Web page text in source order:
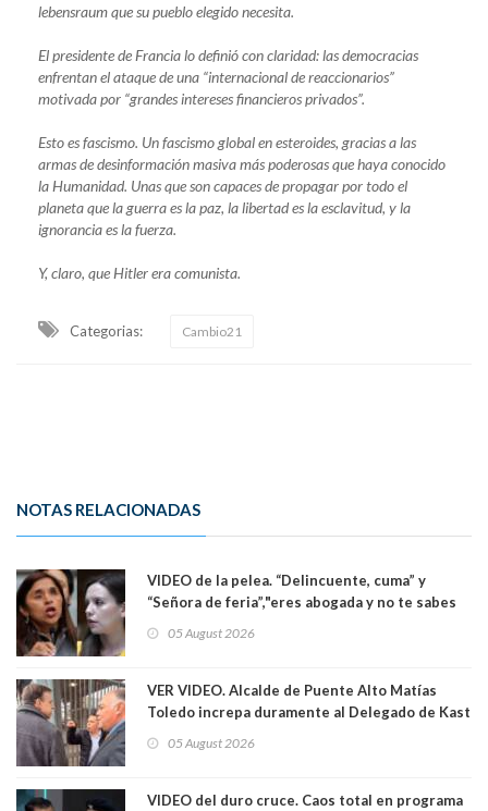
lebensraum que su pueblo elegido necesita.
El presidente de Francia lo definió con claridad: las democracias
enfrentan el ataque de una “internacional de reaccionarios”
motivada por “grandes intereses financieros privados”.
Esto es fascismo. Un fascismo global en esteroides, gracias a las
armas de desinformación masiva más poderosas que haya conocido
la Humanidad. Unas que son capaces de propagar por todo el
planeta que la guerra es la paz, la libertad es la esclavitud, y la
ignorancia es la fuerza.
Y, claro, que Hitler era comunista.
Categorias: Cambio21
NOTAS RELACIONADAS
VIDEO de la pelea. “Delincuente, cuma” y
“Señora de feria”,"eres abogada y no te sabes
senadoras Camila Flores y Fabiola Campillai en
05 August 2026
VER VIDEO. Alcalde de Puente Alto Matías
Toledo increpa duramente al Delegado de Kast
delegado nuevamente arrancando"
05 August 2026
VIDEO del duro cruce. Caos total en programa